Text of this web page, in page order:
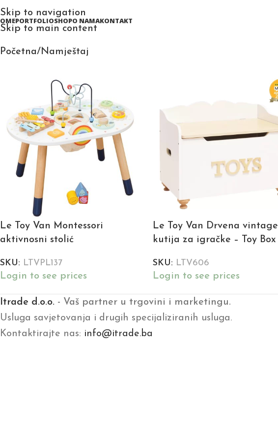
Skip to navigation
Skip to main content
PORTFOLIOSHOPO NAMAKONTAKT
Početna Namještaj
Le Toy Van Montessori
aktivnosni stolić
SKU: LTVPL137
Login to see prices
Le Toy Van Drvena vintage
kutija za igračke – Toy Box
SKU: LTV606
Login to see prices
Itrade d.o.o. - Vaš partner u trgovini i marketingu.
Usluga savjetovanja i drugih specijaliziranih usluga.
Kontaktirajte nas: info@itrade.ba